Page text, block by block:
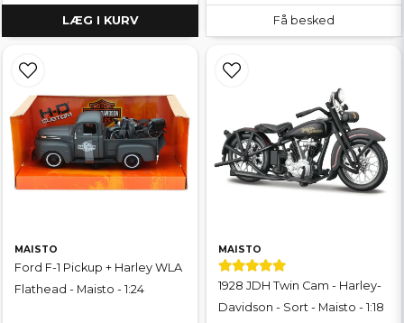
LÆG I KURV Få besked
MAISTO
Ford F-1 Pickup + Harley WLA
Flathead - Maisto - 1:24
MAISTO
1928 JDH Twin Cam - Harley-
Davidson - Sort - Maisto - 1:18